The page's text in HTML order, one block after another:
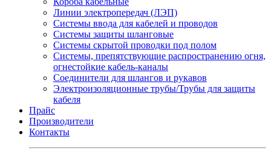
Линии электропередач (ЛЭП)
Системы ввода для кабелей и проводов
Системы защиты шланговые
Системы скрытой проводки под полом
Системы, препятствующие распространению огня,
огнестойкие кабель-каналы
Соединители для шлангов и рукавов
Электроизоляционные трубы/Трубы для защиты
кабеля
Прайс
Производители
Контакты